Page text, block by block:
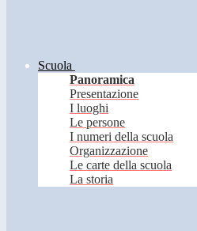
Scuola
Panoramica
Presentazione
I luoghi
Le persone
I numeri della scuola
Organizzazione
Le carte della scuola
La storia